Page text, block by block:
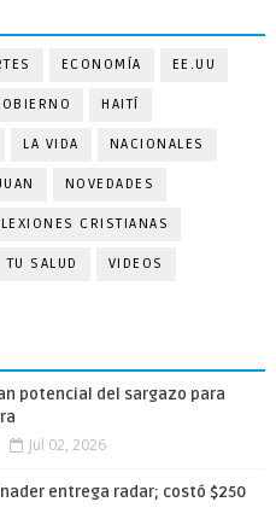
ECONOMÍA EE.UU
HAITÍ
LA VIDA NACIONALES
NOVEDADES
CRISTIANAS
TU SALUD VIDEOS
potencial del sargazo para
Jul 02, 2026
entrega radar; costó $250